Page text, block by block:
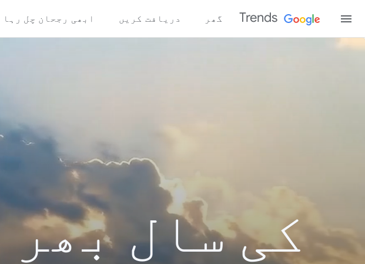
Trends گھر دریافت کریں ابھی رجحان چل رہا
کی سال بھر